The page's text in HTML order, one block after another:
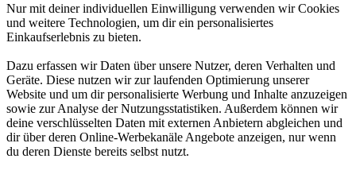
Nur mit deiner individuellen Einwilligung verwenden wir Cookies
und weitere Technologien, um dir ein personalisiertes
Einkaufserlebnis zu bieten.
Dazu erfassen wir Daten über unsere Nutzer, deren Verhalten und
Geräte. Diese nutzen wir zur laufenden Optimierung unserer
Website und um dir personalisierte Werbung und Inhalte anzuzeigen
sowie zur Analyse der Nutzungsstatistiken. Außerdem können wir
deine verschlüsselten Daten mit externen Anbietern abgleichen und
dir über deren Online-Werbekanäle Angebote anzeigen, nur wenn
du deren Dienste bereits selbst nutzt.